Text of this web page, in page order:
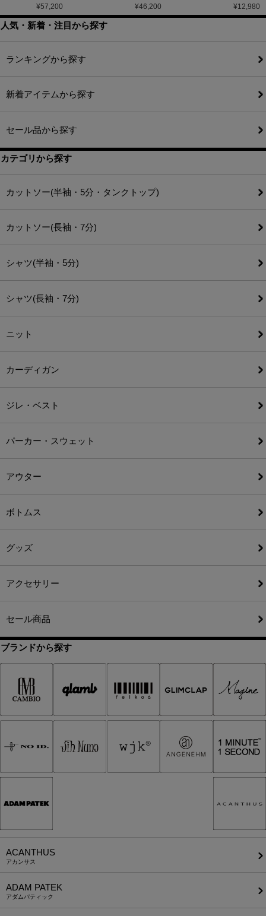
¥57,200
¥46,200 ¥12,980
人気・新着・注目から探す
ランキングから探す
新着アイテムから探す
セール品から探す
カテゴリから探す
カットソー(半袖・5分・タンクトップ)
カットソー(長袖・7分)
シャツ(半袖・5分)
シャツ(長袖・7分)
ニット
カーディガン
ジレ・ベスト
パーカー・スウェット
アウター
ボトムス
グッズ
アクセサリー
セール商品
ブランドから探す
ACANTHUS
アカンサス
ADAM PATEK
アダムパティック